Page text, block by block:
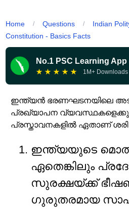
Home / Questions / Indian
Constitution - Basics Facts
No.1 PSC Learning App
★ ★ ★ ★ ★ 1M+ Downloads
ഇന്ത്യൻ ഭരണഘടനയിലെ
പ്രഖ്യാപന
പ്രസ്താവനകളിൽ ഏതാണ് ശരി
ഇന്ത്യയുടെ
ഏതെങ്കിലും
സുരക്ഷയ്ക്ക്
ഗുരുതരമായ